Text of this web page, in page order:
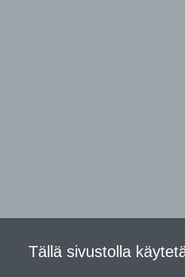
Tällä sivustolla